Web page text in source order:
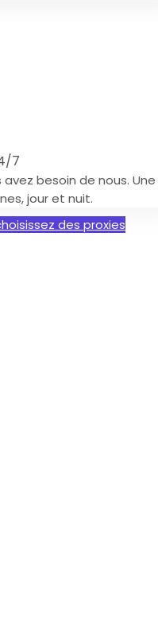
7
besoin de nous. Une
jour et nuit.
des proxies